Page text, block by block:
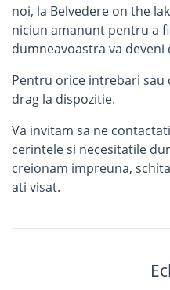
noi, la Belvedere on the
niciun amanunt pentru a
dumneavoastra va
Pentru orice intrebari sau
drag la dispozitie.
Va invitam sa ne
cerintele si necesitatile
creionam impreuna,
ati visat.